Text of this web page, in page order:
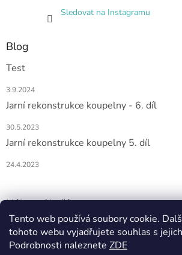
Tento web používá soubory cookie.
tohoto webu vyjadřujete souhlas s
Podrobnosti naleznete ZDE
Sledovat na Instagramu
Blog
Test
3.9.2024
Jarní rekonstrukce koupelny - 6. díl
30.5.2023
Jarní rekonstrukce koupelny 5. díl
24.4.2023
Nákupní košík
0KS /0 KČ